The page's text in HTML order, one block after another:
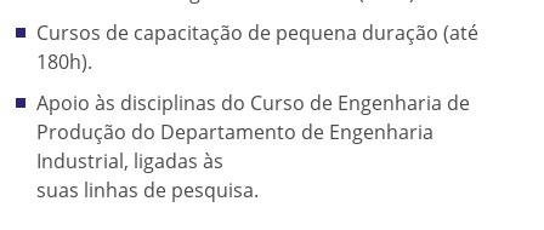
Cursos de capacitação de pequena duração (até
180h).
Apoio às disciplinas do Curso de Engenharia de
Produção do Departamento de Engenharia
Industrial, ligadas às
suas linhas de pesquisa.